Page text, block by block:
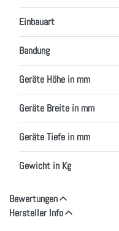
Einbauart
Bandung
Geräte Höhe in mm
Geräte Breite in mm
Geräte Tiefe in mm
Gewicht in Kg
Bewertungen
Hersteller Info